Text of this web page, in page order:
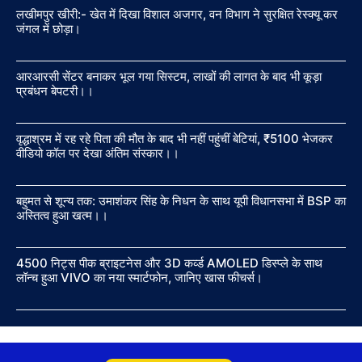
लखीमपुर खीरी:- खेत में दिखा विशाल अजगर, वन विभाग ने सुरक्षित रेस्क्यू कर
जंगल में छोड़ा।
आरआरसी सेंटर बनाकर भूल गया सिस्टम, लाखों की लागत के बाद भी कूड़ा
प्रबंधन बेपटरी।।
वृद्धाश्रम में रह रहे पिता की मौत के बाद भी नहीं पहुंचीं बेटियां, ₹5100 भेजकर
वीडियो कॉल पर देखा अंतिम संस्कार।।
बहुमत से शून्य तक: उमाशंकर सिंह के निधन के साथ यूपी विधानसभा में BSP का
अस्तित्व हुआ खत्म।।
4500 निट्स पीक ब्राइटनेस और 3D कर्व्ड AMOLED डिस्प्ले के साथ
लॉन्च हुआ VIVO का नया स्मार्टफोन, जानिए खास फीचर्स।